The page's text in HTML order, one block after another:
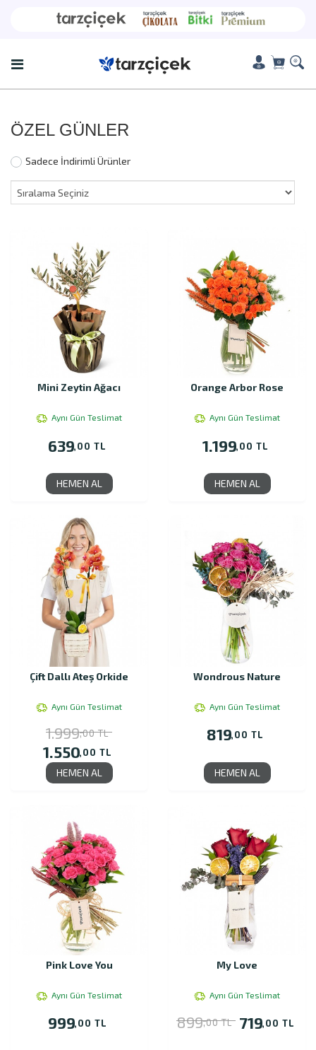
ÖZEL GÜNLER
Sadece İndirimli Ürünler
Mini Zeytin Ağacı
Aynı Gün Teslimat
639,00 TL
HEMEN AL
Orange Arbor Rose
Aynı Gün Teslimat
1.199,00 TL
HEMEN AL
Çift Dallı Ateş Orkide
Aynı Gün Teslimat
1.999,00 TL
1.550,00 TL
HEMEN AL
Wondrous Nature
Aynı Gün Teslimat
819,00 TL
HEMEN AL
Pink Love You
Aynı Gün Teslimat
999,00 TL
My Love
Aynı Gün Teslimat
899,00 TL 719,00 TL